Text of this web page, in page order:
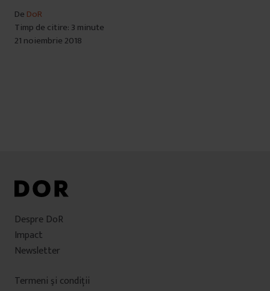
De DoR
Timp de citire: 3 minute
21 noiembrie 2018
Despre DoR
Impact
Newsletter
Termeni şi condiţii